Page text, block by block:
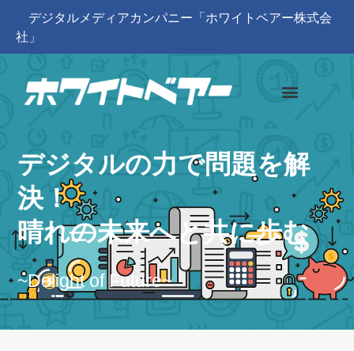
デジタルメディアカンパニー「ホワイトベアー株式会
社」
デジタルの力で問題を解
決！
晴れの未来へと共に歩む
~Delight of Future~